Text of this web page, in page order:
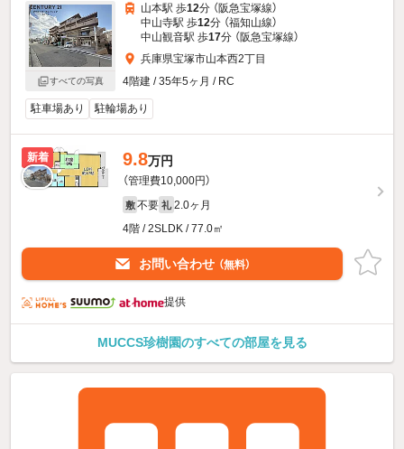
すべての写真
山本駅 歩12分 （阪急宝塚線）
中山寺駅 歩12分 （福知山線）
中山観音駅 歩17分 （阪急宝塚線）
兵庫県宝塚市山本西2丁目
4階建 / 35年5ヶ月 / RC
駐車場あり 駐輪場あり
新着 9.8万円
（管理費10,000円）
敷 不要 礼 2.0ヶ月
4階 / 2SLDK / 77.0㎡
お問い合わせ （無料）
提供
MUCCS珍樹園のすべての部屋を見る